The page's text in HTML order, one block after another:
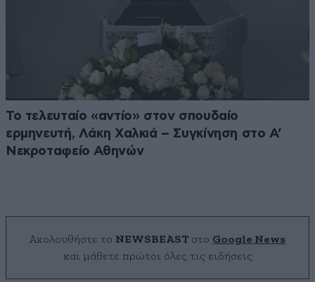
Το τελευταίο «αντίο» στον σπουδαίο
ερμηνευτή, Λάκη Χαλκιά – Συγκίνηση στο Α’
Νεκροταφείο Αθηνών
Ακολουθήστε το NEWSBEAST στο Google News
και μάθετε πρώτοι όλες τις ειδήσεις